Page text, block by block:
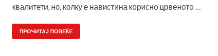
квалитети, но, колку е навистина корисно црвеното …
ПРОЧИТАЈ ПОВЕЌЕ